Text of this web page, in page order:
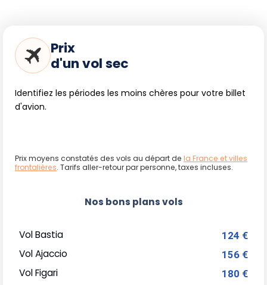
Prix
d'un vol sec
Identifiez les périodes les moins chères pour votre billet
d'avion.
Prix moyens constatés des vols au départ de la France et villes
frontalières. Tarifs aller-retour par personne, taxes incluses.
Nos bons plans vols
Vol Bastia 124 €
Vol Ajaccio 156 €
Vol Figari 180 €